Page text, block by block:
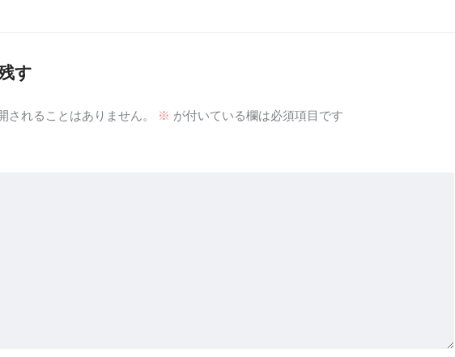
す
されることはありません。 ※ が付いている欄は必須項目です